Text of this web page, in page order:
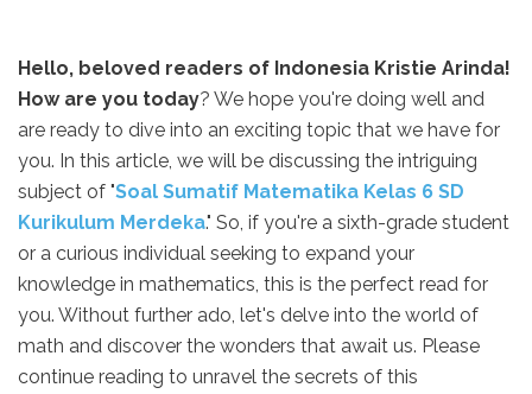
Hello, beloved readers of Indonesia Kristie Arinda!
How are you today? We hope you're doing well and
are ready to dive into an exciting topic that we have for
you. In this article, we will be discussing the intriguing
subject of "Soal Sumatif Matematika Kelas 6 SD
Kurikulum Merdeka." So, if you're a sixth-grade student
or a curious individual seeking to expand your
knowledge in mathematics, this is the perfect read for
you. Without further ado, let's delve into the world of
math and discover the wonders that await us. Please
continue reading to unravel the secrets of this